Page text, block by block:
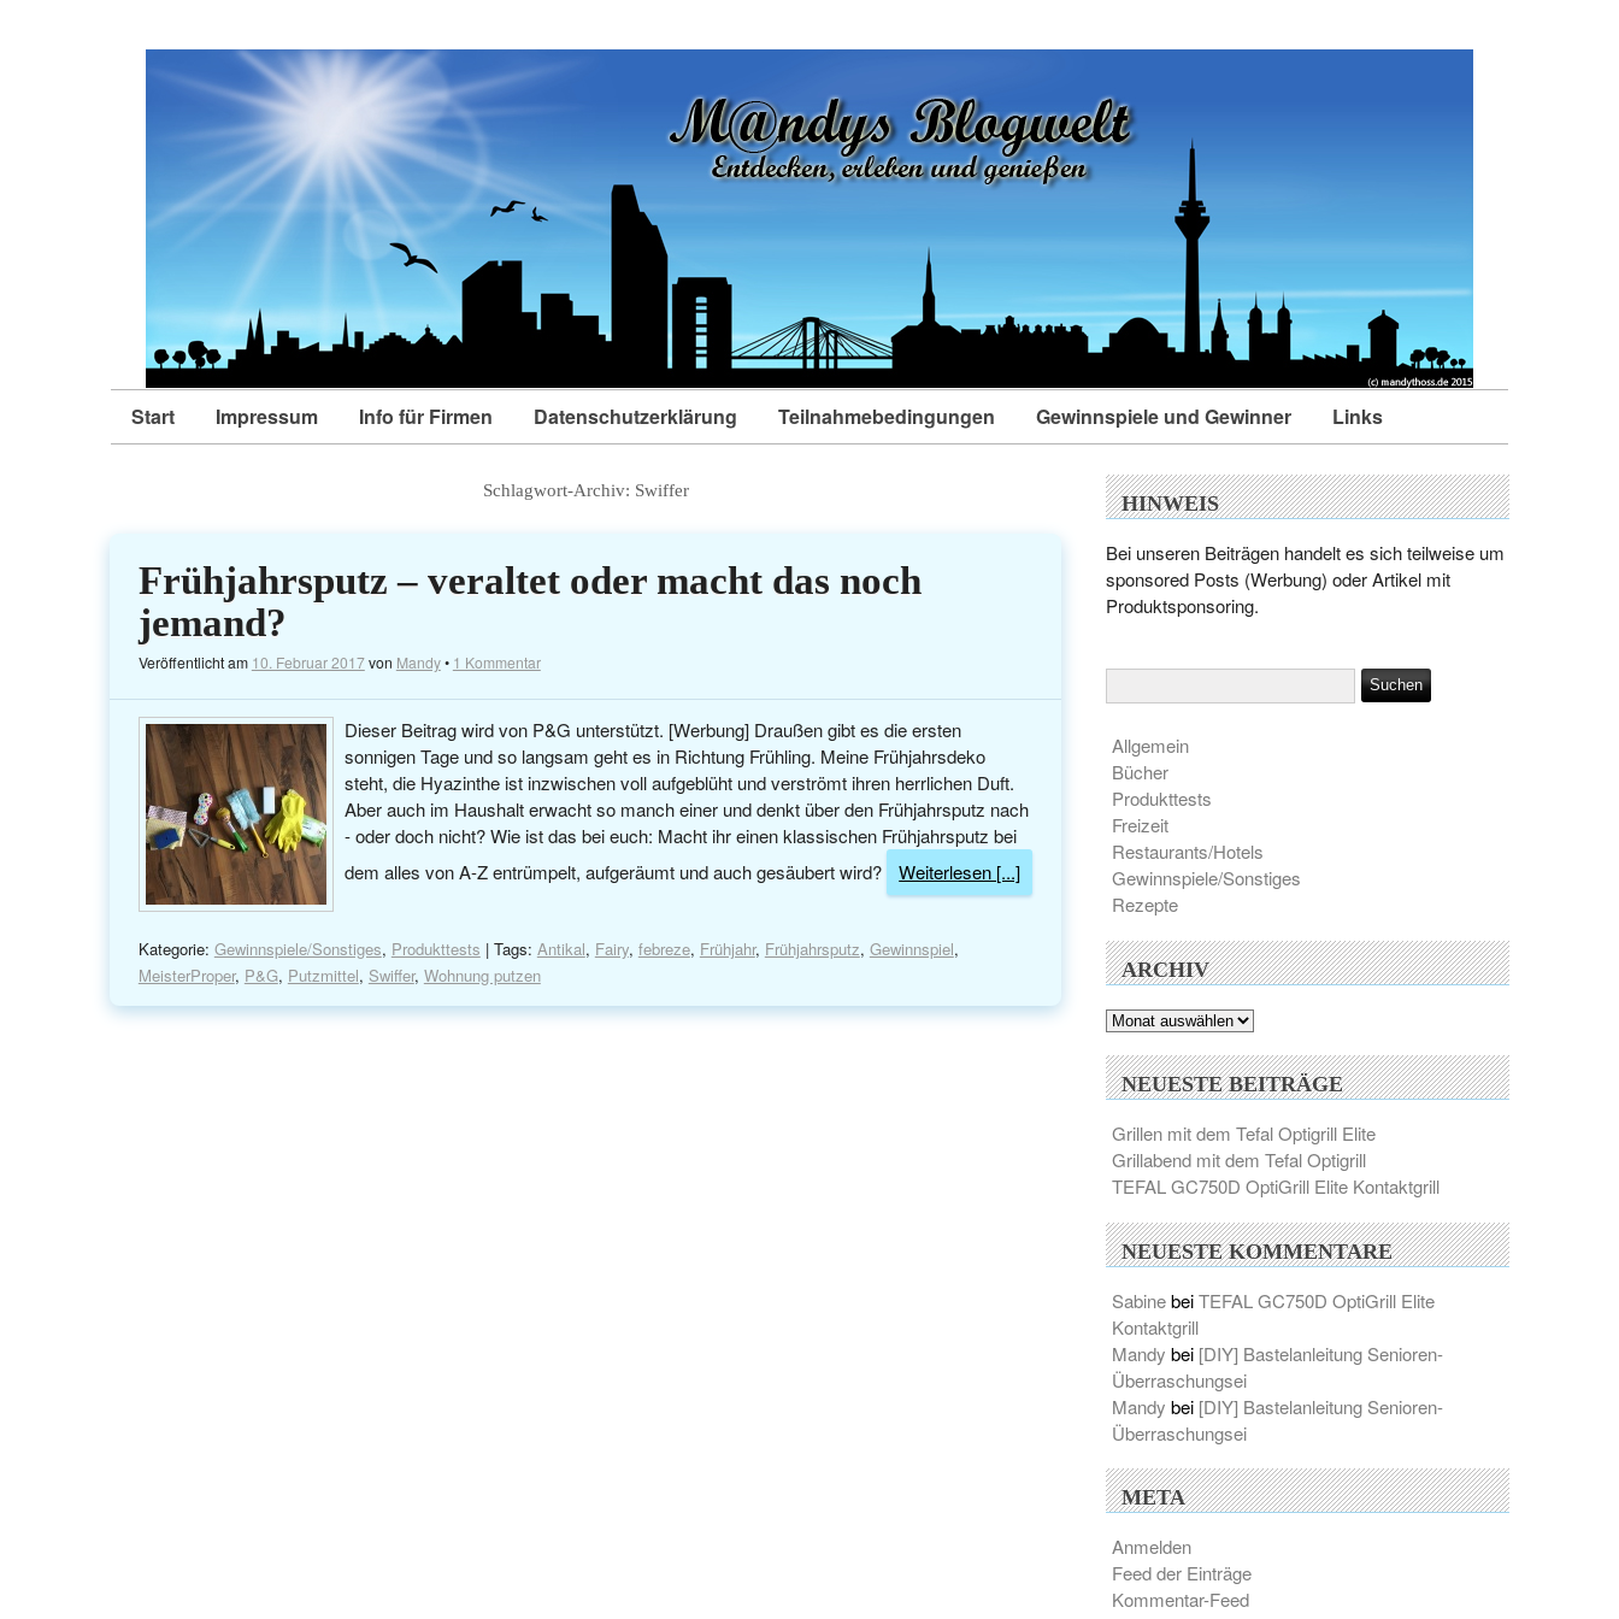
Start Impressum Info für Firmen Datenschutzerklärung Teilnahmebedingungen Gewinnspiele und Gewinner Links
Schlagwort-Archiv: Swiffer
Frühjahrsputz – veraltet oder macht das noch
jemand?
Veröffentlicht am 10. Februar 2017von Mandy• 1 Kommentar
Dieser Beitrag wird von P&G unterstützt. [Werbung] Draußen gibt es die ersten
sonnigen Tage und so langsam geht es in Richtung Frühling. Meine Frühjahrsdeko
steht, die Hyazinthe ist inzwischen voll aufgeblüht und verströmt ihren herrlichen Duft.
Aber auch im Haushalt erwacht so manch einer und denkt über den Frühjahrsputz nach
- oder doch nicht? Wie ist das bei euch: Macht ihr einen klassischen Frühjahrsputz bei
dem alles von A-Z entrümpelt, aufgeräumt und auch gesäubert wird?
Weiterlesen [...]
Kategorie: Gewinnspiele/Sonstiges, Produkttests | Tags: Antikal, Fairy, febreze, Frühjahr, Frühjahrsputz, Gewinnspiel,
MeisterProper, P&G, Putzmittel, Swiffer, Wohnung putzen
HINWEIS
Bei unseren Beiträgen handelt es sich teilweise um
sponsored Posts (Werbung) oder Artikel mit
Produktsponsoring.
Allgemein
Bücher
Produkttests
Freizeit
Restaurants/Hotels
Gewinnspiele/Sonstiges
Rezepte
ARCHIV
Archiv
NEUESTE BEITRÄGE
Grillen mit dem Tefal Optigrill Elite
Grillabend mit dem Tefal Optigrill
TEFAL GC750D OptiGrill Elite Kontaktgrill
NEUESTE KOMMENTARE
SabinebeiTEFAL GC750D OptiGrill Elite
Kontaktgrill
Mandy bei [DIY] Bastelanleitung Senioren-
Überraschungsei
Mandy bei [DIY] Bastelanleitung Senioren-
Überraschungsei
META
Anmelden
Feed der Einträge
Kommentar-Feed